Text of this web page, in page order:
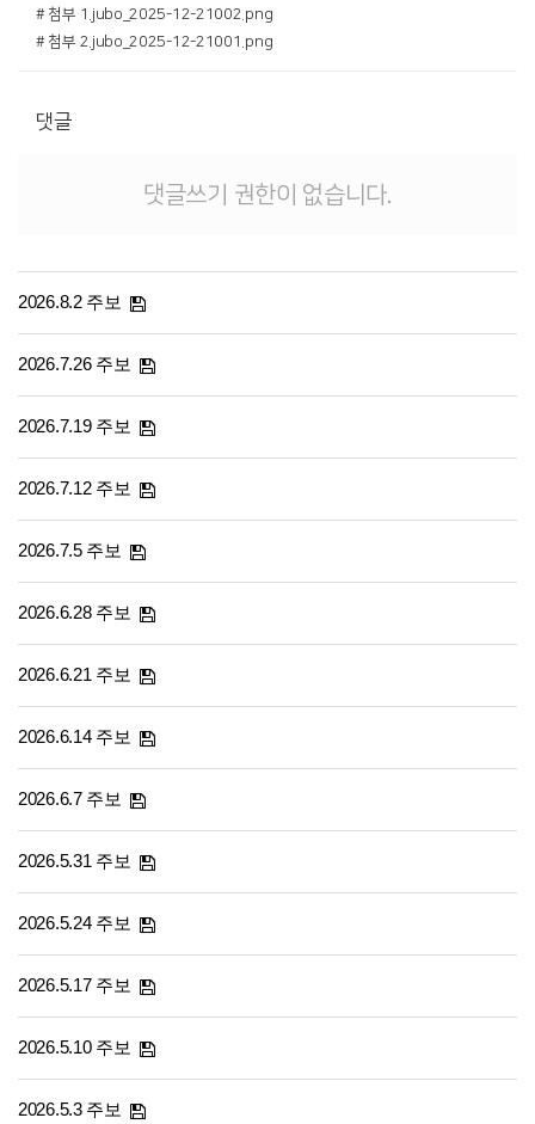
# 첨부 1.jubo_2025-12-21002.png
# 첨부 2.jubo_2025-12-21001.png
댓글
댓글쓰기 권한이 없습니다.
2026.8.2 주보
2026.7.26 주보
2026.7.19 주보
2026.7.12 주보
2026.7.5 주보
2026.6.28 주보
2026.6.21 주보
2026.6.14 주보
2026.6.7 주보
2026.5.31 주보
2026.5.24 주보
2026.5.17 주보
2026.5.10 주보
2026.5.3 주보